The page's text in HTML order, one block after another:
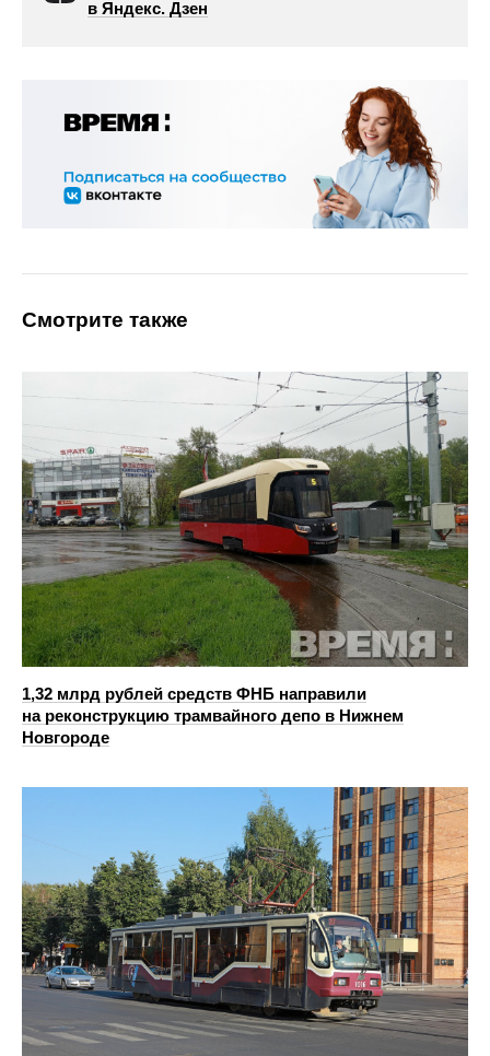
в Яндекс. Дзен
Смотрите также
1,32 млрд рублей средств ФНБ направили
на реконструкцию трамвайного депо в Нижнем
Новгороде